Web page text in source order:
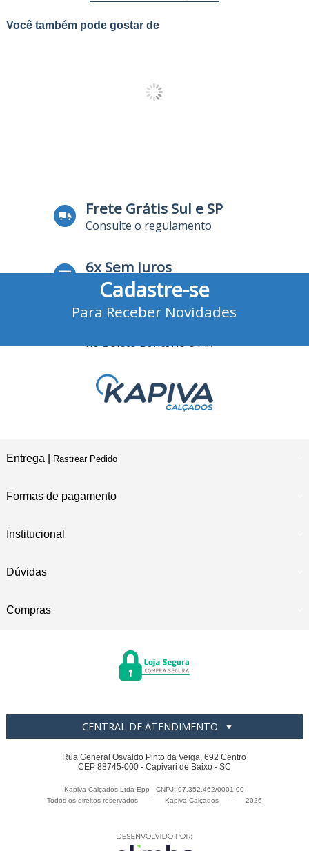
Você também pode gostar de
Frete Grátis Sul e SP
Consulte o regulamento
6x Sem Juros
no Cartão de Crédito
no Boleto Bancário e Pix
Cadastre-se
Para Receber Novidades
Entrega | Rastrear Pedido
Formas de pagamento
Institucional
Dúvidas
Compras
CENTRAL DE ATENDIMENTO
Rua General Osvaldo Pinto da Veiga, 692 Centro
CEP 88745-000 - Capivari de Baixo - SC
Kapiva Calçados Ltda Epp - CNPJ: 97.352.462/0001-00
Todos os direitos reservados
- Kapiva Calçados - 2026